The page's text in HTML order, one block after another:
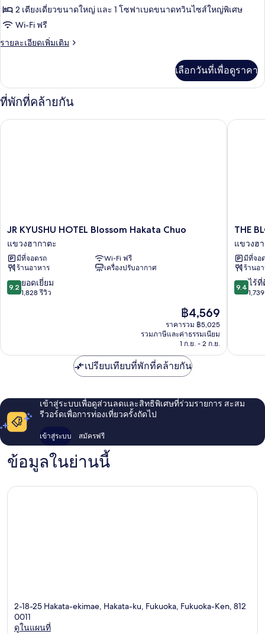
ของ
ห้อง
ทริปเปิล,
บุหรี่
2 เตียงเดี่ยวขนาดใหญ่ และ 1 โซฟาเบดขนาดทวินไซส์ใหญ่พิเศษ
Wi-Fi ฟรี
รายละเอียดเพิ่มเติม
ราย
เกี่ยว
กับ
ห้อง
ปลอด
เลือกวันที่เพื่อดูราคา
ที่พักที่คล้ายกัน
JR
HOTEL
Blossom
Hakata
Chuo
แขวง
JR KYUSHU HOTEL Blossom Hakata Chuo
แขวงฮากาตะ
มีที่จอดรถ
Wi-Fi ฟรี
ร้านอาหาร
เครื่องปรับอากาศ
9.2
จาก
9.2 ยอดเยี่ยม
1,828 รีวิว
ราคา
ปัจจุบัน
คือ
฿4,569
฿4,569
ราคารวม ฿5,025
รวมภาษีและค่าธรรมเนียม
1 ก.ย. - 2 ก.ย.
JR KYUSHU HOTEL Blossom Hakata Chuo
THE
HAKATA
Premier
แขวง
ฮา
กาตะ
THE
แขวงฮ
มีที่จอ
ร้านอ
9.4
จาก
รีวิว
9.4 ไร้ที่
THE
เปรียบเทียบที่พักที่คล้ายกัน
เข้าสู่ระบบเพื่อดูส่วนลดและสิทธิพิเศษที่ร่วมรายการ สะสม
รีวอร์ดเพื่อการท่องเที่ยวครั้งถัดไป
เข้าสู่ระบบ สมัครฟรี
ข้อมูลในย่านนี้
2-18-25 Hakata-ekimae, Hakata-ku, Fukuoka, Fukuoka-Ken, 812
0011
ดูในแผนที่